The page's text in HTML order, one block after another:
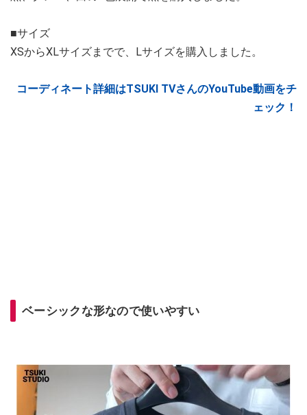
■サイズ
XSからXLサイズまでで、Lサイズを購入しました。
コーディネート詳細はTSUKI TVさんのYouTube動画をチ
ェック！
ベーシックな形なので使いやすい